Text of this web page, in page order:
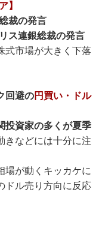
】
裁の発言
ス連銀総裁の発言
式市場が大きく下落
回避の円買い・ドル
投資家の多くが夏季
きなどには十分に注
場が動くキッカケに
ドル売り方向に反応